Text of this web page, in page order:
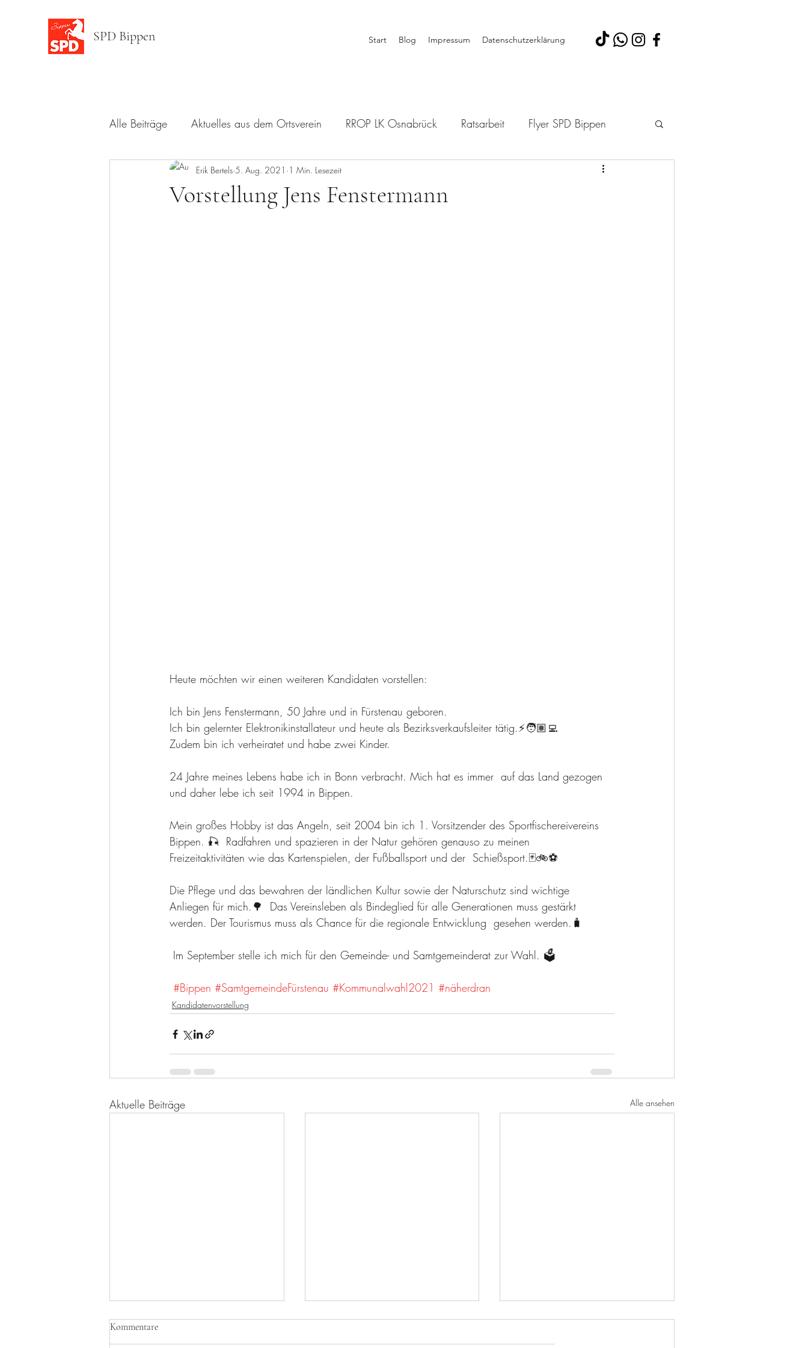
SPD Bippen Start Blog Impressum Datenschutzerklärung
Alle Beiträge Aktuelles aus dem Ortsverein RROP LK Osnabrück Ratsarbeit Flyer SPD Bippen
Kandidatenvorstellung Zukunft des Fursten Forest
Vorstellung Jens Fenstermann
Erik Bertels 5. Aug. 2021 1 Min. Lesezeit
Heute möchten wir einen weiteren Kandidaten vorstellen:
Ich bin Jens Fenstermann, 50 Jahre und in Fürstenau geboren.
Ich bin gelernter Elektronikinstallateur und heute als Bezirksverkaufsleiter tätig.⚡️🧑🏽‍💻
Zudem bin ich verheiratet und habe zwei Kinder.
24 Jahre meines Lebens habe ich in Bonn verbracht. Mich hat es immer  auf das Land gezogen
und daher lebe ich seit 1994 in Bippen.
Mein großes Hobby ist das Angeln, seit 2004 bin ich 1. Vorsitzender des Sportfischereivereins
Bippen. 🎣  Radfahren und spazieren in der Natur gehören genauso zu meinen
Freizeitaktivitäten wie das Kartenspielen, der Fußballsport und der  Schießsport.🃏🚲⚽️
Die Pflege und das bewahren der ländlichen Kultur sowie der Naturschutz sind wichtige
Anliegen für mich.🌳  Das Vereinsleben als Bindeglied für alle Generationen muss gestärkt
werden. Der Tourismus muss als Chance für die regionale Entwicklung  gesehen werden.🧳
Im September stelle ich mich für den Gemeinde- und Samtgemeinderat zur Wahl. 🗳
#Bippen #SamtgemeindeFürstenau #Kommunalwahl2021 #näherdran
Kandidatenvorstellung
Aktuelle Beiträge Alle ansehen
Kommentare